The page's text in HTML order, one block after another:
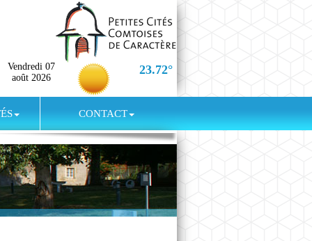
Vendredi 07
août 2026
23.72°
CONTACT